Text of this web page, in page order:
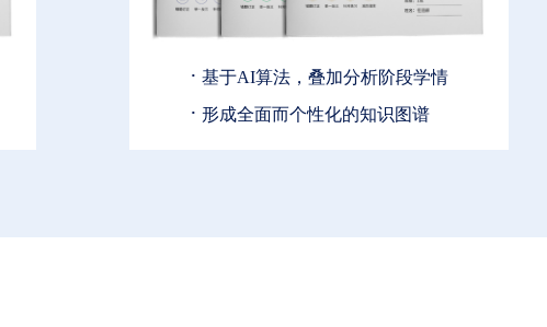
· 基于AI算法，叠加分析阶段学情
· 形成全面而个性化的知识图谱